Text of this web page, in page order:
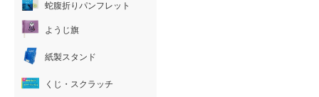
蛇腹折りパンフレット
ようじ旗
紙製スタンド
くじ・スクラッチ